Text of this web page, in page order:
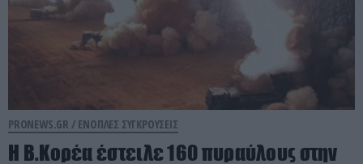
PRONEWS.GR / ΕΝΟΠΛΕΣ ΣΥΓΚΡΟΥΣΕΙΣ
Η Β.Κορέα έστειλε 160 πυραύλους στην